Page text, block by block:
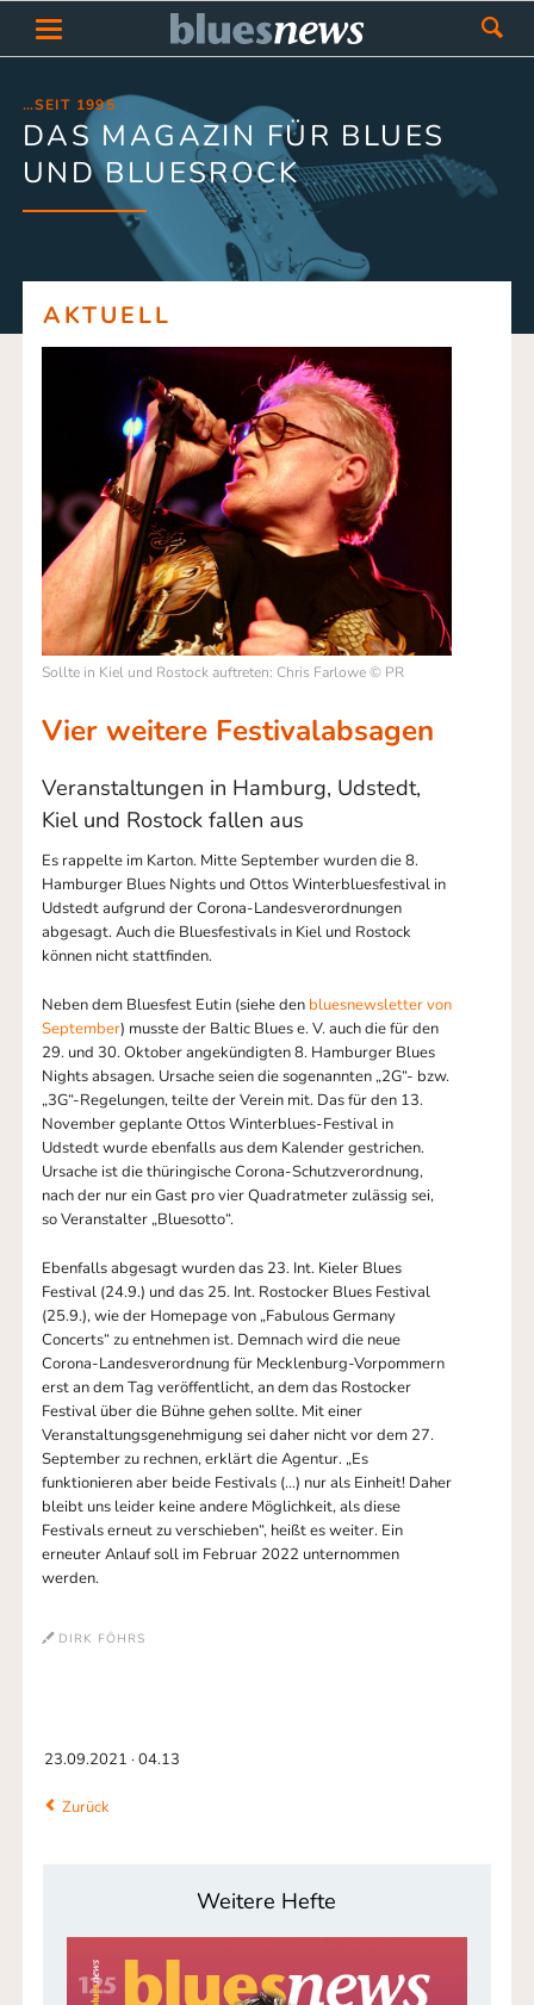
…SEIT 1995
DAS MAGAZIN FÜR BLUES
UND BLUESROCK
AKTUELL
Sollte in Kiel und Rostock auftreten: Chris Farlowe © PR
Vier weitere Festivalabsagen
Veranstaltungen in Hamburg, Udstedt,
Kiel und Rostock fallen aus
Es rappelte im Karton. Mitte September wurden die 8.
Hamburger Blues Nights und Ottos Winterbluesfestival in
Udstedt aufgrund der Corona-Landesverordnungen
abgesagt. Auch die Bluesfestivals in Kiel und Rostock
können nicht stattfinden.
Neben dem Bluesfest Eutin (siehe den bluesnewsletter von
September) musste der Baltic Blues e. V. auch die für den
29. und 30. Oktober angekündigten 8. Hamburger Blues
Nights absagen. Ursache seien die sogenannten „2G“- bzw.
„3G“-Regelungen, teilte der Verein mit. Das für den 13.
November geplante Ottos Winterblues-Festival in
Udstedt wurde ebenfalls aus dem Kalender gestrichen.
Ursache ist die thüringische Corona-Schutzverordnung,
nach der nur ein Gast pro vier Quadratmeter zulässig sei,
so Veranstalter „Bluesotto“.
Ebenfalls abgesagt wurden das 23. Int. Kieler Blues
Festival (24.9.) und das 25. Int. Rostocker Blues Festival
(25.9.), wie der Homepage von „Fabulous Germany
Concerts“ zu entnehmen ist. Demnach wird die neue
Corona-Landesverordnung für Mecklenburg-Vorpommern
erst an dem Tag veröffentlicht, an dem das Rostocker
Festival über die Bühne gehen sollte. Mit einer
Veranstaltungsgenehmigung sei daher nicht vor dem 27.
September zu rechnen, erklärt die Agentur. „Es
funktionieren aber beide Festivals (…) nur als Einheit! Daher
bleibt uns leider keine andere Möglichkeit, als diese
Festivals erneut zu verschieben“, heißt es weiter. Ein
erneuter Anlauf soll im Februar 2022 unternommen
werden.
DIRK FÖHRS
23.09.2021 · 04.13
Zurück
Weitere Hefte